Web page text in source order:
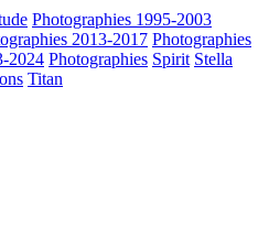
Photographies 1995-2003
2013-2017 Photographies
2024 Photographies Spirit Stella
Titan